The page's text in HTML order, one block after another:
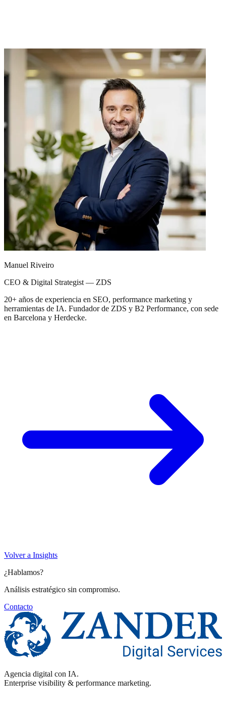
Manuel Riveiro
CEO & Digital Strategist — ZDS
20+ años de experiencia en SEO, performance marketing y
herramientas de IA. Fundador de ZDS y B2 Performance, con sede
en Barcelona y Herdecke.
Volver a Insights
¿Hablamos?
Análisis estratégico sin compromiso.
Contacto
Agencia digital con IA.
Enterprise visibility & performance marketing.